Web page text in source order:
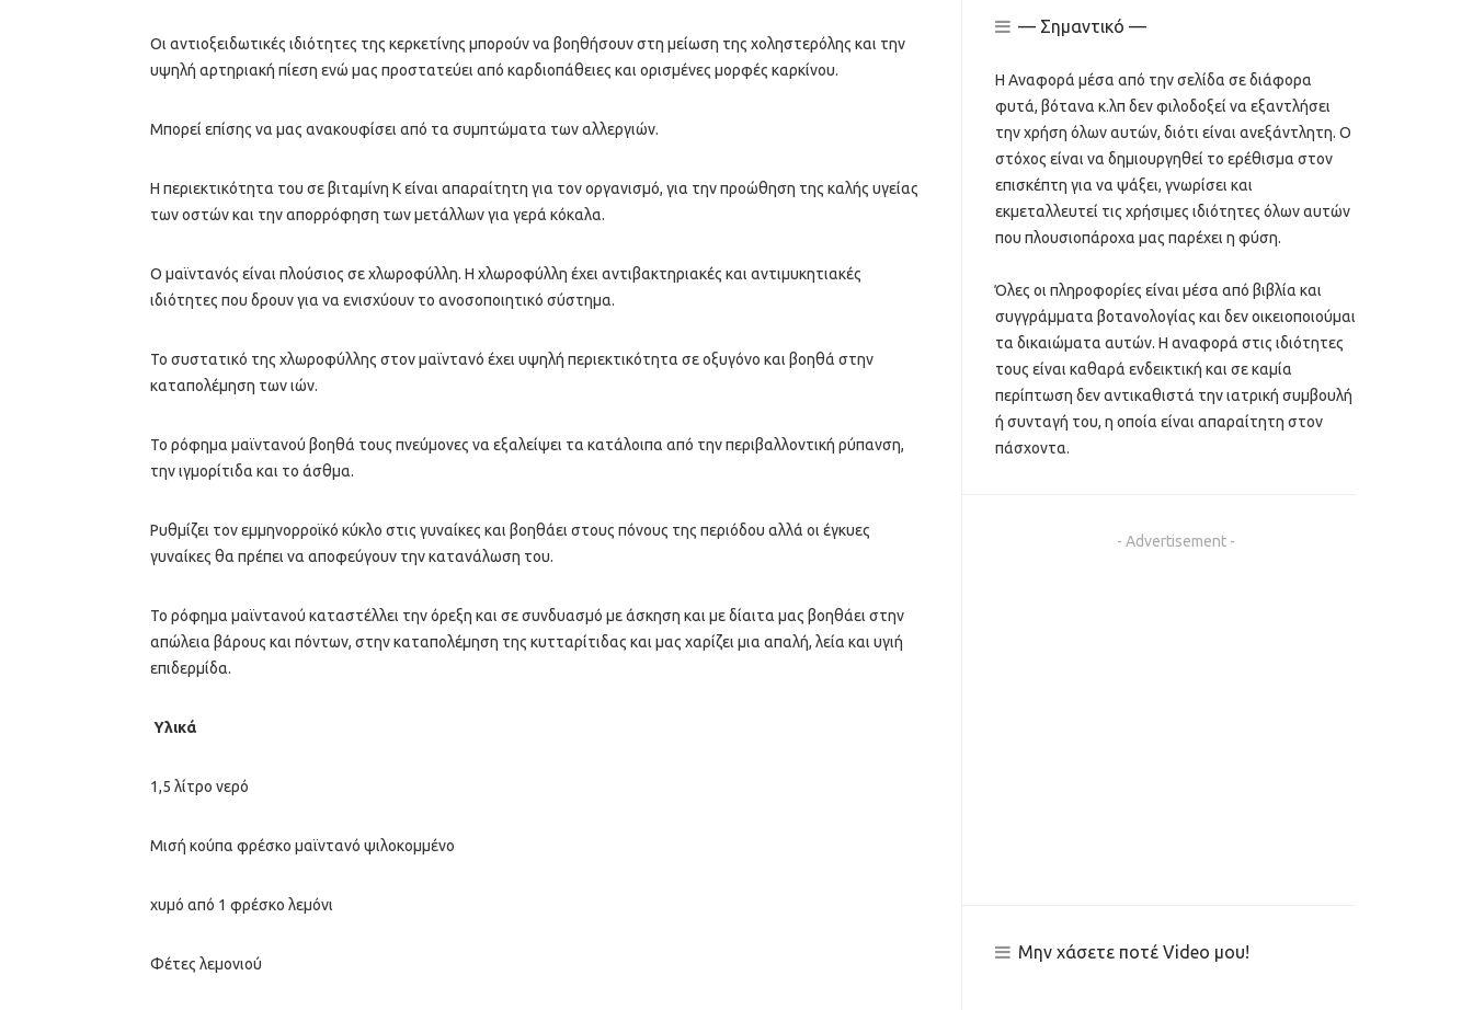
Οι αντιοξειδωτικές ιδιότητες της κερκετίνης μπορούν να βοηθήσουν στη μείωση της χοληστερόλης και την
υψηλή αρτηριακή πίεση ενώ μας προστατεύει από καρδιοπάθειες και ορισμένες μορφές καρκίνου.
Μπορεί επίσης να μας ανακουφίσει από τα συμπτώματα των αλλεργιών.
Η περιεκτικότητα του σε βιταμίνη Κ είναι απαραίτητη για τον οργανισμό, για την προώθηση της καλής υγείας
των οστών και την απορρόφηση των μετάλλων για γερά κόκαλα.
Ο μαϊντανός είναι πλούσιος σε χλωροφύλλη. Η χλωροφύλλη έχει αντιβακτηριακές και αντιμυκητιακές
ιδιότητες που δρουν για να ενισχύουν το ανοσοποιητικό σύστημα.
Το συστατικό της χλωροφύλλης στον μαϊντανό έχει υψηλή περιεκτικότητα σε οξυγόνο και βοηθά στην
καταπολέμηση των ιών.
Το ρόφημα μαϊντανού βοηθά τους πνεύμονες να εξαλείψει τα κατάλοιπα από την περιβαλλοντική ρύπανση,
την ιγμορίτιδα και το άσθμα.
Ρυθμίζει τον εμμηνορροϊκό κύκλο στις γυναίκες και βοηθάει στους πόνους της περιόδου αλλά οι έγκυες
γυναίκες θα πρέπει να αποφεύγουν την κατανάλωση του.
Το ρόφημα μαϊντανού καταστέλλει την όρεξη και σε συνδυασμό με άσκηση και με δίαιτα μας βοηθάει στην
απώλεια βάρους και πόντων, στην καταπολέμηση της κυτταρίτιδας και μας χαρίζει μια απαλή, λεία και υγιή
επιδερμίδα.
Υλικά
1,5 λίτρο νερό
Μισή κούπα φρέσκο μαϊντανό ψιλοκομμένο
χυμό από 1 φρέσκο λεμόνι
Φέτες λεμονιού
— Σημαντικό —
Η Αναφορά μέσα από την σελίδα σε διάφορα
φυτά, βότανα κ.λπ δεν φιλοδοξεί να εξαντλήσει
την χρήση όλων αυτών, διότι είναι ανεξάντλητη. Ο
στόχος είναι να δημιουργηθεί το ερέθισμα στον
επισκέπτη για να ψάξει, γνωρίσει και
εκμεταλλευτεί τις χρήσιμες ιδιότητες όλων αυτών
που πλουσιοπάροχα μας παρέχει η φύση.
Όλες οι πληροφορίες είναι μέσα από βιβλία και
συγγράμματα βοτανολογίας και δεν οικειοποιούμαι
τα δικαιώματα αυτών. Η αναφορά στις ιδιότητες
τους είναι καθαρά ενδεικτική και σε καμία
περίπτωση δεν αντικαθιστά την ιατρική συμβουλή
ή συνταγή του, η οποία είναι απαραίτητη στον
πάσχοντα.
- Advertisement -
Μην χάσετε ποτέ Video μου!